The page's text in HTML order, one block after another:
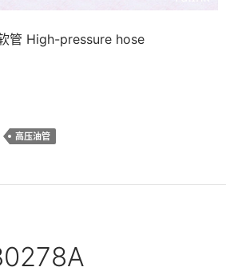
管 High-pressure hose
高压油管